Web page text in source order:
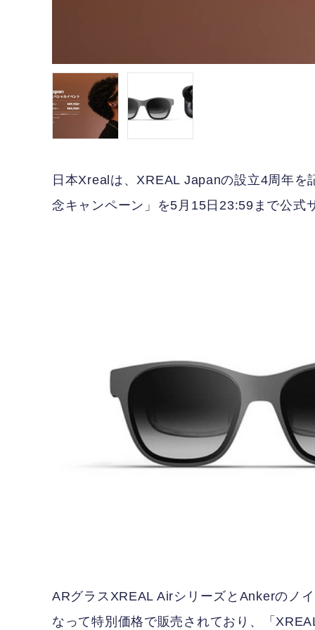
日本Xrealは、XREAL Japanの設立4周年
念キャンペーン」を5月15日23:59まで公式
ARグラスXREAL AirシリーズとAnkerのノ
なって特別価格で販売されており、「